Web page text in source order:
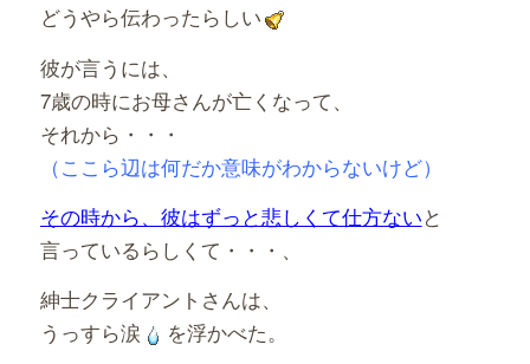
どうやら伝わったらしい
彼が言うには、
7歳の時にお母さんが亡くなって、
それから・・・
（ここら辺は何だか意味がわからないけど）
その時から、彼はずっと悲しくて仕方ないと
言っているらしくて・・・、
紳士クライアントさんは、
うっすら涙
を浮かべた。